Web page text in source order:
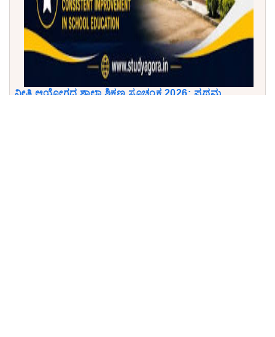
ನೀತಿ ಆಯೋಗದ ಶಾಲಾ ಶಿಕ್ಷಣ ಸೂಚ್ಯಂಕ 2026: ಪ್ರಥಮ